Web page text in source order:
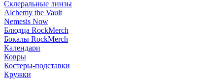
Склеральные линзы
Alchemy the Vault
Nemesis Now
Блюдца RockMerch
Бокалы RockMerch
Календари
Ковры
Костеры-подставки
Кружки